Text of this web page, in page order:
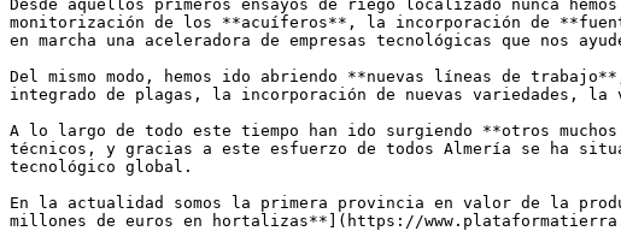
Desde aquellos primeros ensayos de riego localizado nunca
monitorización de los **acuíferos**, la incorporación de
en marcha una aceleradora de empresas tecnológicas que
Del mismo modo, hemos ido abriendo **nuevas líneas de
integrado de plagas, la incorporación de nuevas variedades,
A lo largo de todo este tiempo han ido surgiendo **otros
técnicos, y gracias a este esfuerzo de todos Almería se ha
tecnológico global.
En la actualidad somos la primera provincia en valor de la
millones de euros en hortalizas**](https://